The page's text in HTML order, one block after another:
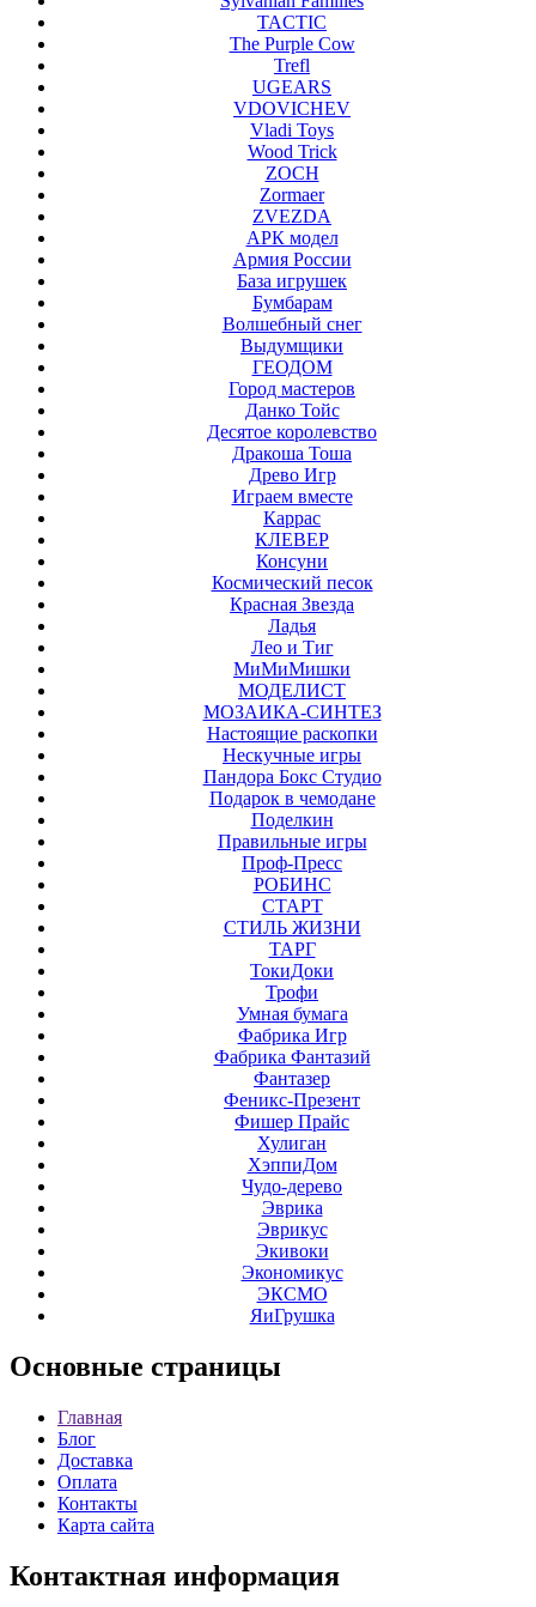
TACTIC
The Purple Cow
Trefl
UGEARS
VDOVICHEV
Vladi Toys
Wood Trick
ZOCH
Zormaer
ZVEZDA
АРК модел
Армия России
База игрушек
Бумбарам
Волшебный снег
Выдумщики
ГЕОДОМ
Город мастеров
Данко Тойс
Десятое королевство
Дракоша Тоша
Древо Игр
Играем вместе
Каррас
КЛЕВЕР
Консуни
Космический песок
Красная Звезда
Ладья
Лео и Тиг
МиМиМишки
МОДЕЛИСТ
МОЗАИКА-СИНТЕЗ
Настоящие раскопки
Нескучные игры
Пандора Бокс Студио
Подарок в чемодане
Поделкин
Правильные игры
Проф-Пресс
РОБИНС
СТАРТ
СТИЛЬ ЖИЗНИ
ТАРГ
ТокиДоки
Трофи
Умная бумага
Фабрика Игр
Фабрика Фантазий
Фантазер
Феникс-Презент
Фишер Прайс
Хулиган
ХэппиДом
Чудо-дерево
Эврика
Эврикус
Экивоки
Экономикус
ЭКСМО
ЯиГрушка
Основные страницы
Главная
Блог
Доставка
Оплата
Контакты
Карта сайта
Контактная информация